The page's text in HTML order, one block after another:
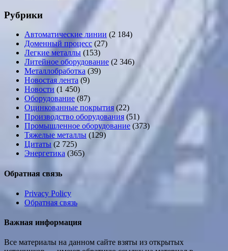
Рубрики
Автоматические линии (2 184)
Доменный процесс (27)
Легкие металлы (153)
Литейное оборудование (2 346)
Металлобработка (39)
Новостая лента (9)
Новости (1 450)
Оборудование (87)
Оцинкованные покрытия (22)
Производство оборудования (51)
Промышленное оборудование (373)
Тяжелые металлы (129)
Цитаты (2 725)
Энергетика (365)
Обратная связь
Privacy Policy
Обратная связь
Важная информация
Все материалы на данном сайте взяты из открытых